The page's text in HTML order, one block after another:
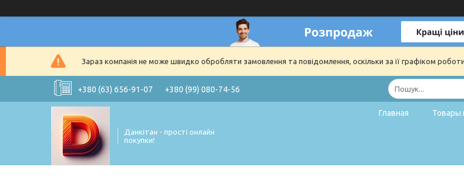
Зараз компанія не може швидко обробляти замовлення та повідомлення, оскільки за її графіком
+380 (63) 656-91-07 +380 (99) 080-74-56
Данкітан - прості онлайн
покупки!
Главная Товары